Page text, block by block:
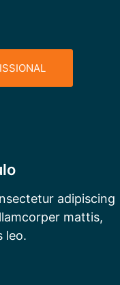
adipiscing
mattis,
leo.